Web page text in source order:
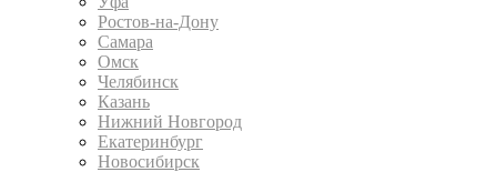
Ростов-на-Дону
Самара
Омск
Челябинск
Казань
Нижний Новгород
Екатеринбург
Новосибирск